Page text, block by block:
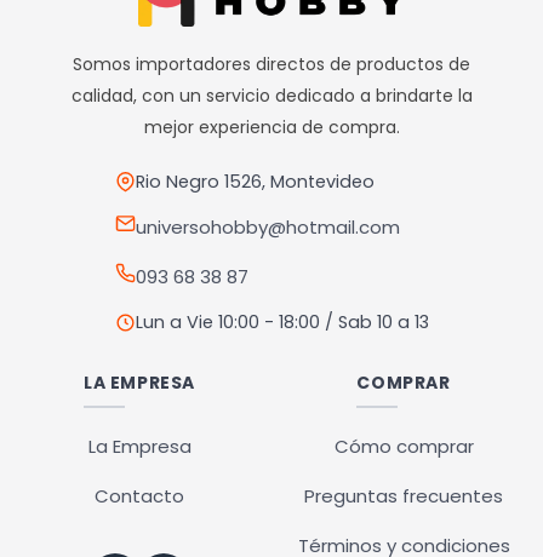
Somos importadores directos de productos de
calidad, con un servicio dedicado a brindarte la
mejor experiencia de compra.
Rio Negro 1526, Montevideo
universohobby@hotmail.com
093 68 38 87
Lun a Vie 10:00 - 18:00 / Sab 10 a 13
LA EMPRESA
La Empresa
Contacto
COMPRAR
Cómo comprar
Preguntas frecuentes
Términos y condiciones